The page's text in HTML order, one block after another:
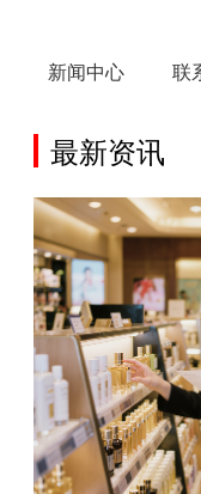
新闻中心 联
最新资讯